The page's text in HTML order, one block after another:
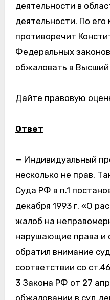
деятельности в
деятельности. По
противоречит
Федеральных
обжаловать в
Дайте правовую
Ответ
— Индивидуальный
несколько не прав.
Суда РФ в п.1
декабря 1993 г. «О
жалоб на
нарушающие права и
обратил внимание
соответствии со
3 Закона РФ от 27